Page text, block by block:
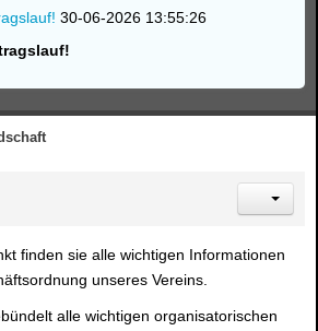
30-06-2026 13:55:26
finden sie alle wichtigen Informationen
unseres Vereins.
alle wichtigen organisatorischen